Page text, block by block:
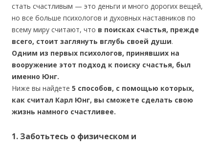
стать счастливым — это деньги и много дорогих вещей,
но все больше психологов и духовных наставников по
всему миру считают, что в поисках счастья, прежде
всего, стоит заглянуть вглубь своей души.
Одним из первых психологов, принявших на
вооружение этот подход к поиску счастья, был
именно Юнг.
Ниже вы найдете 5 способов, с помощью которых,
как считал Карл Юнг, вы сможете сделать свою
жизнь намного счастливее.
1. Заботьтесь о физическом и